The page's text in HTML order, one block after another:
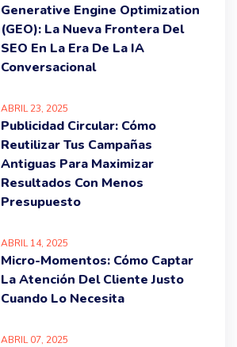
Generative Engine Optimization
(GEO): La Nueva Frontera Del
SEO En La Era De La IA
Conversacional
ABRIL23, 2025
Publicidad Circular: Cómo
Reutilizar Tus Campañas
Antiguas Para Maximizar
Resultados Con Menos
Presupuesto
ABRIL14, 2025
Micro-Momentos: Cómo Captar
La Atención Del Cliente Justo
Cuando Lo Necesita
ABRIL07, 2025